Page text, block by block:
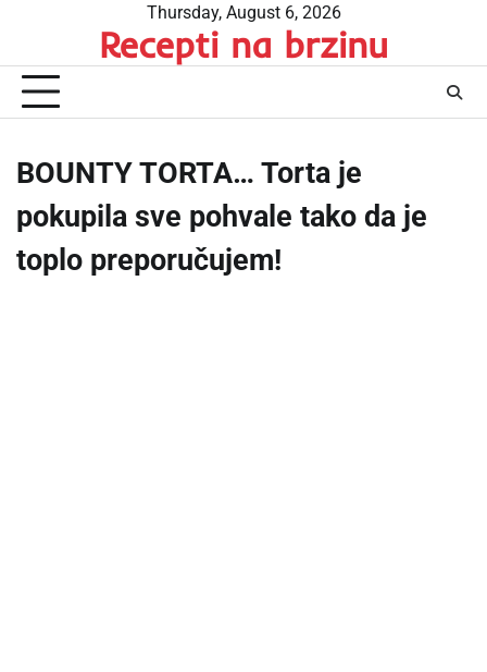
content
Thursday, August 6, 2026
Recepti na brzinu
BOUNTY TORTA… Torta je
pokupila sve pohvale tako da je
toplo preporučujem!